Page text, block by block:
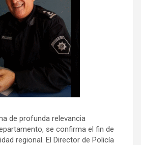
de profunda relevancia
se confirma el fin de
regional. El Director de Policía